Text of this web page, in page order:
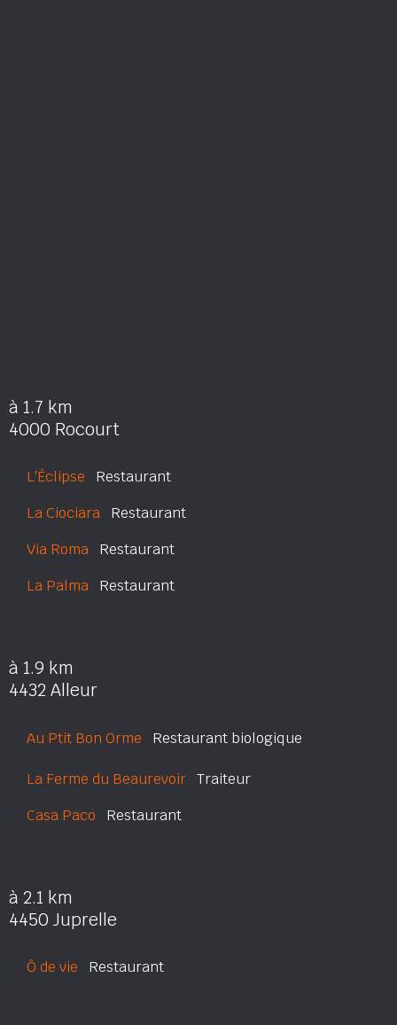
à 1.7 km
4000 Rocourt
L'Éclipse Restaurant
La Ciociara Restaurant
Via Roma Restaurant
La Palma Restaurant
à 1.9 km
4432 Alleur
Au Ptit Bon Orme Restaurant biologique
La Ferme du Beaurevoir Traiteur
Casa Paco Restaurant
à 2.1 km
4450 Juprelle
Ô de vie Restaurant